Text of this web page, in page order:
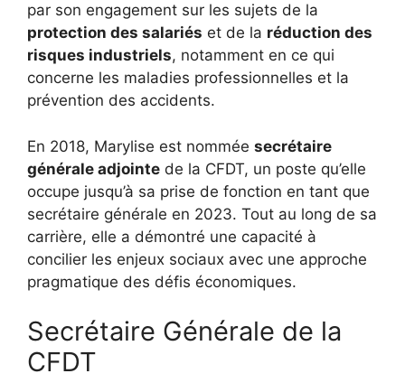
par son engagement sur les sujets de la
protection des salariés et de la réduction des
risques industriels, notamment en ce qui
concerne les maladies professionnelles et la
prévention des accidents.
En 2018, Marylise est nommée secrétaire
générale adjointe de la CFDT, un poste qu’elle
occupe jusqu’à sa prise de fonction en tant que
secrétaire générale en 2023. Tout au long de sa
carrière, elle a démontré une capacité à
concilier les enjeux sociaux avec une approche
pragmatique des défis économiques.
Secrétaire Générale de la
CFDT